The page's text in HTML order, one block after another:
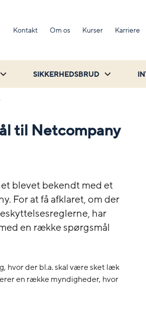
Kontakt Om os Kurser Karriere
SIKKERHEDSBRUD
til Netcompany
blevet bekendt med et
For at få afklaret, om der
har
en række spørgsmål
hvor der bl.a. skal være sket læk
en række myndigheder, hvor